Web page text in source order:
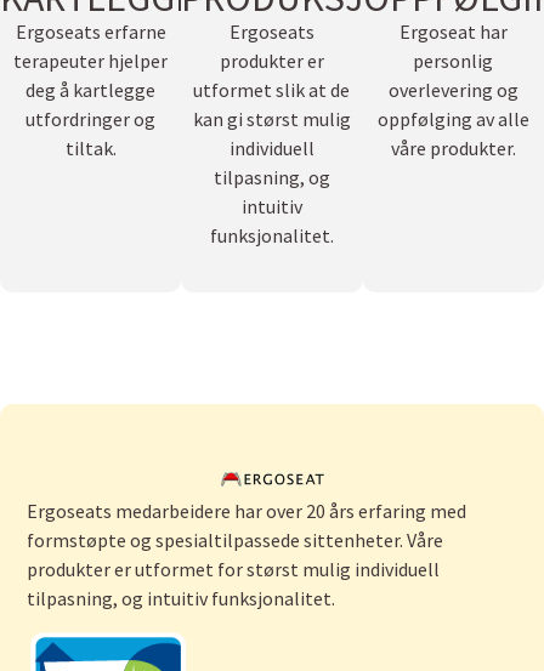
Ergoseats erfarne
terapeuter hjelper
deg å kartlegge
utfordringer og
tiltak.
Ergoseats
produkter er
utformet slik at de
kan gi størst mulig
individuell
tilpasning, og
intuitiv
funksjonalitet.
Ergoseat har
personlig
overlevering og
oppfølging av alle
våre produkter.
Ergoseats medarbeidere har over 20 års erfaring med
formstøpte og spesialtilpassede sittenheter. Våre
produkter er utformet for størst mulig individuell
tilpasning, og intuitiv funksjonalitet.